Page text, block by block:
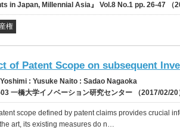
in Japan, Millennial Asia』 Vol.8 No.1 pp. 26-47 （
権
of Patent Scope on subsequent
: Yusuke Naito : Sadao Nagaoka
一橋大学イノベーション研究センター （2017/02/20
scope defined by patent claims provides crucial
art, its existing measures do n…